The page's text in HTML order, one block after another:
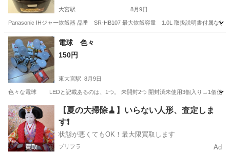
大宮駅 8月9日
Panasonic IHジャー炊飯器 品番 SR-HB107 最大炊飯容量 1.0L 取扱説明書付属なし
埼玉 さいたま市 大宮駅
電球 色々
150円
東大宮駅 8月9日
色々な電球 LEDと記載あるのは、1つ。 未開封2つ 開封済未使用3個入り→1個使用
埼玉 さいたま市 東大宮駅 生活家電
【夏の大掃除🧹】いらない人形、査定しま
す❗️
状態が悪くてもOK！最大限買取します
プリフラ Ad